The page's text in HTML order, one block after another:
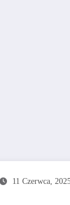
11 Czerwca,